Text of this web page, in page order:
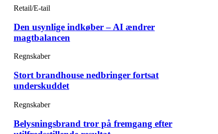
Retail/E-tail
Den usynlige indkøber – AI ændrer
magtbalancen
Regnskaber
Stort brandhouse nedbringer fortsat
underskuddet
Regnskaber
Belysningsbrand tror på fremgang efter